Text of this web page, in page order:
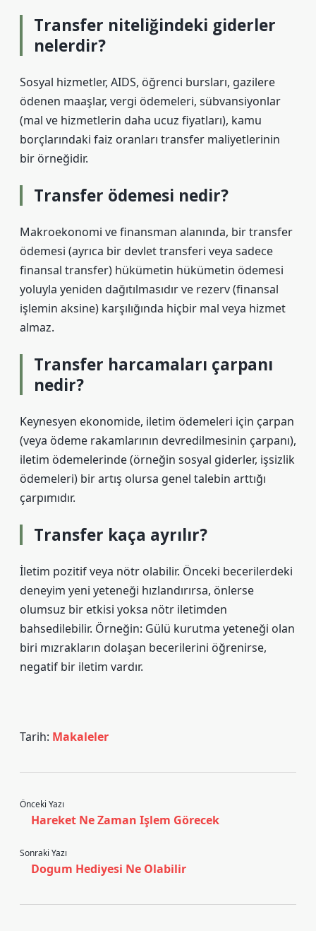
Transfer niteliğindeki giderler
nelerdir?
Sosyal hizmetler, AIDS, öğrenci bursları, gazilere
ödenen maaşlar, vergi ödemeleri, sübvansiyonlar
(mal ve hizmetlerin daha ucuz fiyatları), kamu
borçlarındaki faiz oranları transfer maliyetlerinin
bir örneğidir.
Transfer ödemesi nedir?
Makroekonomi ve finansman alanında, bir transfer
ödemesi (ayrıca bir devlet transferi veya sadece
finansal transfer) hükümetin hükümetin ödemesi
yoluyla yeniden dağıtılmasıdır ve rezerv (finansal
işlemin aksine) karşılığında hiçbir mal veya hizmet
almaz.
Transfer harcamaları çarpanı
nedir?
Keynesyen ekonomide, iletim ödemeleri için çarpan
(veya ödeme rakamlarının devredilmesinin çarpanı),
iletim ödemelerinde (örneğin sosyal giderler, işsizlik
ödemeleri) bir artış olursa genel talebin arttığı
çarpımıdır.
Transfer kaça ayrılır?
İletim pozitif veya nötr olabilir. Önceki becerilerdeki
deneyim yeni yeteneği hızlandırırsa, önlerse
olumsuz bir etkisi yoksa nötr iletimden
bahsedilebilir. Örneğin: Gülü kurutma yeteneği olan
biri mızrakların dolaşan becerilerini öğrenirse,
negatif bir iletim vardır.
Tarih: Makaleler
Önceki Yazı
Hareket Ne Zaman Işlem Görecek
Sonraki Yazı
Dogum Hediyesi Ne Olabilir